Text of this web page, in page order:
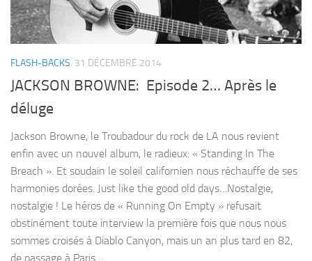
FLASH-BACKS 31 DÉCEMBRE 2014
JACKSON BROWNE: Episode 2… Après le
déluge
Jackson Browne, le Troubadour du rock de LA nous revient
enfin avec un nouvel album, le radieux: « Standing In The
Breach ». Et soudain le soleil californien nous réchauffe de ses
harmonies dorées. Just like the good old days…Nostalgie,
nostalgie ! Le héros de « Running On Empty » refusait
obstinément toute interview la première fois que nous nous
sommes croisés à Diablo Canyon, mais un an plus tard en 82,
de passage à Paris...